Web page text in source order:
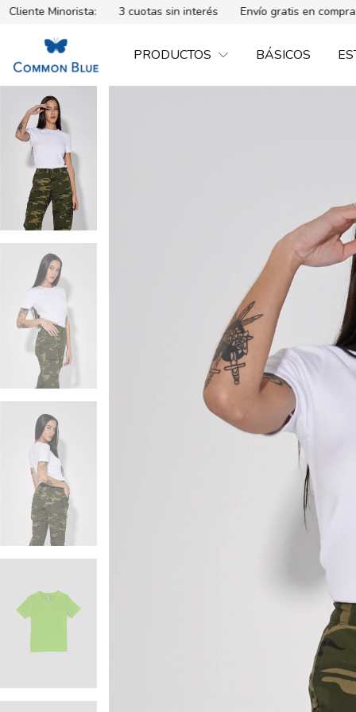
3 cuotas sin interés Envío gratis en compras
PRODUCTOS BÁSICOS